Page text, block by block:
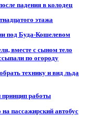
падения в колодец
этажа
под Буда-Кошелевом
вместе с сыном тело
по огороду
технику и вид льда
работы
пассажирский автобус